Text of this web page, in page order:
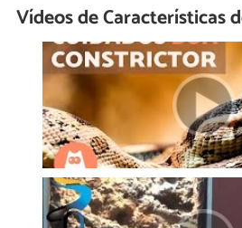
Vídeos de Características